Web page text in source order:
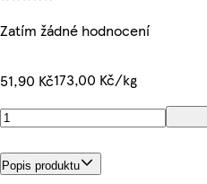
Zatím žádné hodnocení
51,90 Kč173,00 Kč/kg
Popis produktu